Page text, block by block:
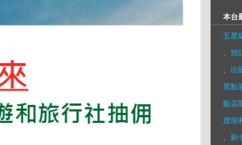
本台
五星
預
出
景點
飯店
渡假
刷